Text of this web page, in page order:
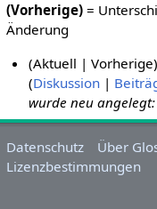
(Vorherige)=
Änderung
.
J
u
Aktuell Vorherige
Diskussion
wurde neu
Datenschutz
Über
Lizenzbestimmungen